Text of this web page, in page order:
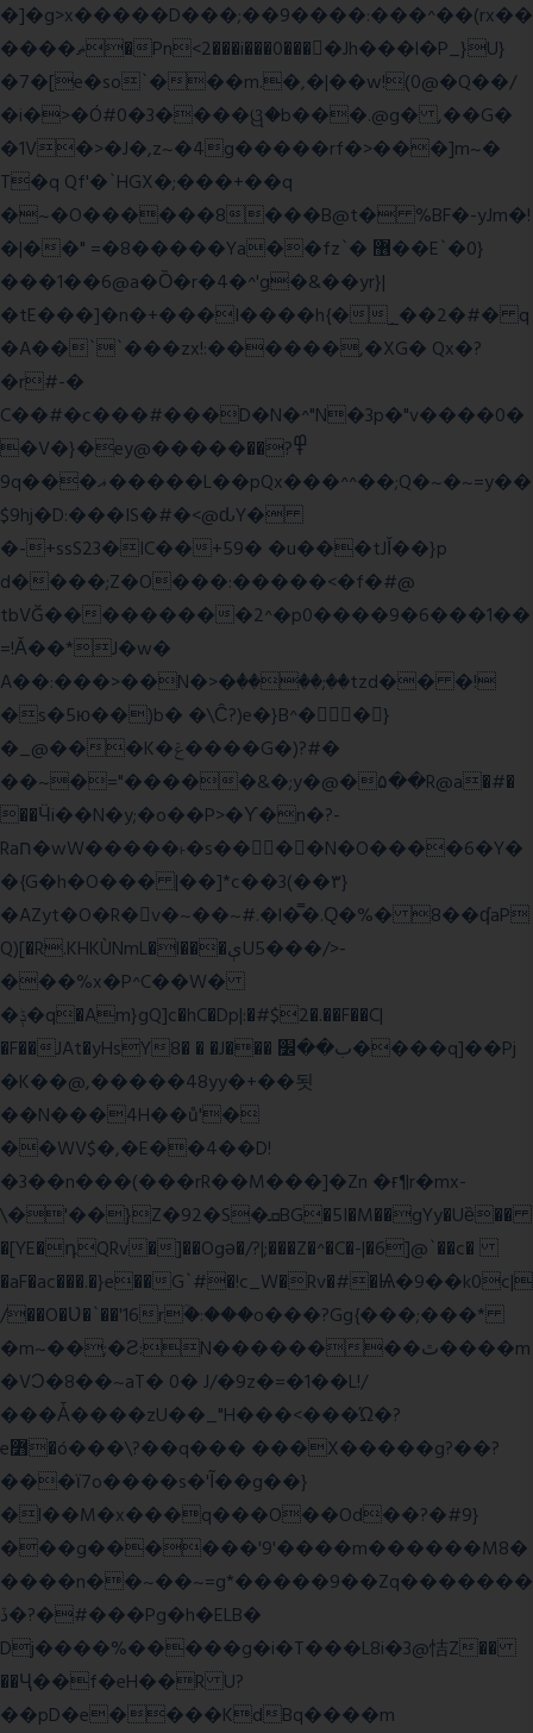
�]�g>x�����D���;��9����:���^��(rx��
����ޡ�Pn<2���i���0���𩆿�Jh���l�P_}U}
�7�[e�so`���m.�,�|��w!(0@�Q��/
�i�>�Ó#0�3����ୱ�b���.@g� ,��G�
�1V�>�J�,z~�4g�����rf�>���]m~�
T�q Qf'�`HGX�;���+��q
�~�O������8���B@t� %BF�-yJm�!
�|��" =�8�����Ya��fz`� ޶��E`�0}
���1��6@a�Ȍ�r�4�^'g�&��yr}|
�tE���]�n�+���I����h{�_̣��2�#� q
�A��``���zx!:������,�XG� Qx�?
�r#-�
C��#�c���#���D�N�^"N�3p�"v����0�
�V�}�ey@�����߾?��
9q���ޣ�����L��pQx���^^��;Q�~�~=y��
$9hj�D:���IS�#�<@ԃY�
�-+ssS23�IC��+59� �u���tJǏ��}p
d����;Z�O���:�����<�f�#@
tbVĞ���������2^�p0����9�6���1��
=!Ǎ��*J�w�
A��:���>��N�>�ٝ����;��tzd�� �!
�s�5ю��)b� �\Ĉ?)e�}B^��}
�_@���K�ݝ����G�)?#�
��~�="�����&�;y�@�۵��R@a�#�
��Ӵi��N�y;�o��P>�ϒ�n�?­
Raח�wW�����˫�s����N�O����6�Y�
�{G�h�O��� |��]*c��3(��٣}
�AZyt�O�R�v�~��~#.�l�̿�.Ԛ�%� 8��ʠaP
Q)[�R.KHKÙNmL�l���ېU5���/>-
���%x�P^C��W�
�ݙ�q�Am}gQ]c�hC�Dp|:�#$2�.��F��C|
�F��JAt�yHsY8� � �J��� ب��׼����q]��Pj
�K��@,�����48yy�+��됫
��N���4H��ů'�
��WV$�,�E��4��D!
�3��n���(���rR��M���]�Zn �ғ¶r�mx-
\�'��}Z�92�S�ܩBG�5I�M��gYy�Uȅ��
�[YE�դQRv�]��Ogə�/?|;���Z�^�C�-|�6]@`��c�
�aF�ac���.�}e��G`#�!c_W�Rv�#�Ѩ�9��k0c|
/��O�Ʋ�`��'16rؒ�:���o���?Gg{���;���*
�m~��;�Ƨ:N��������ٿ����m
�VϽ�8��~aT� 0� J/�9z�=�1��L!/
���Ǡ����zU��_"H���<���Ώ�?
e߻�ó���\?��q��� ���X�����g?��?
���ϊ7o����s�'Ĩ��g��}
�l��M�x���q���O��Od��?�#9}
���g������'9'����m������M8�
����n��~��~=g*�����9��Zq�������
ڏ�?�#���Pg�h�ELB�
Dj����%�����g�i�T���L8i�3@恄Z��
��Ҷ��f�eH��R U?
��pD�e����KdBq����m